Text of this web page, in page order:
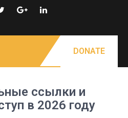
DONATE
ссылки и
в 2026 году